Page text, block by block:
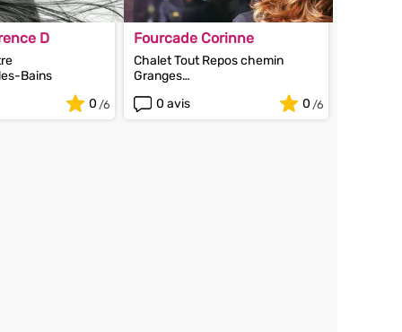
D
Bains
0
Fourcade Corinne
Chalet Tout Repos chemin
Granges
0 avis 0